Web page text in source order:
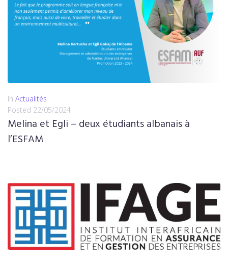
In Actualités
Posted 22/05/2024
Melina et Egli – deux étudiants albanais à
l’ESFAM